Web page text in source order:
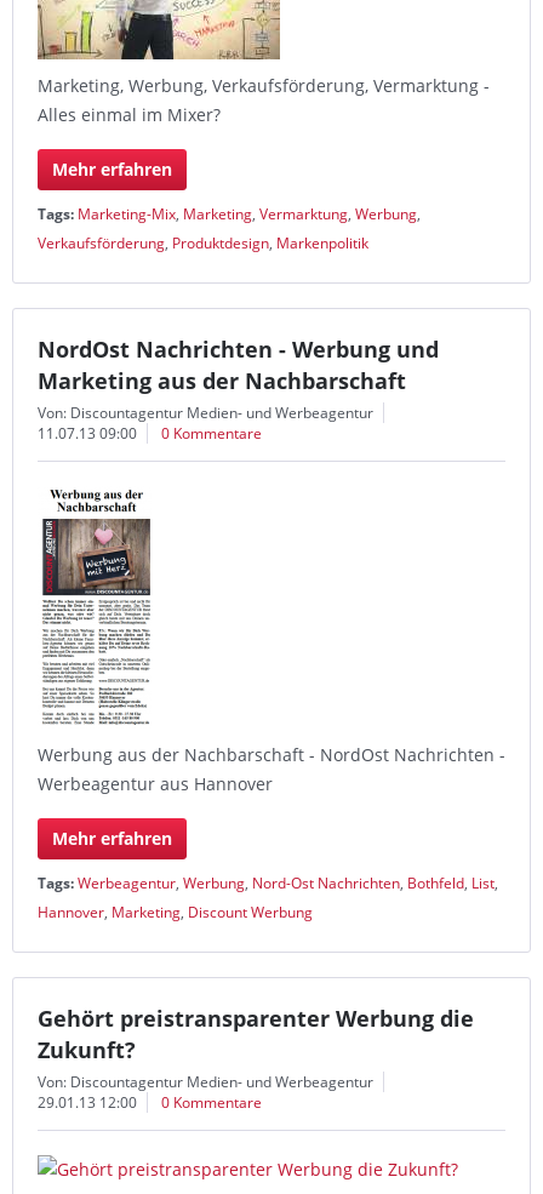
Marketing, Werbung, Verkaufsförderung, Vermarktung -
Alles einmal im Mixer?
Mehr erfahren
Tags: Marketing-Mix, Marketing, Vermarktung, Werbung,
Verkaufsförderung, Produktdesign, Markenpolitik
NordOst Nachrichten - Werbung und
Marketing aus der Nachbarschaft
Von: Discountagentur Medien- und Werbeagentur
11.07.13 09:00
0 Kommentare
Werbung aus der Nachbarschaft - NordOst Nachrichten -
Werbeagentur aus Hannover
Mehr erfahren
Tags:Werbeagentur, Werbung, Nord-Ost Nachrichten, Bothfeld, List,
Hannover, Marketing, Discount Werbung
Gehört preistransparenter Werbung die
Zukunft?
Von: Discountagentur Medien- und Werbeagentur
29.01.13 12:00
0 Kommentare